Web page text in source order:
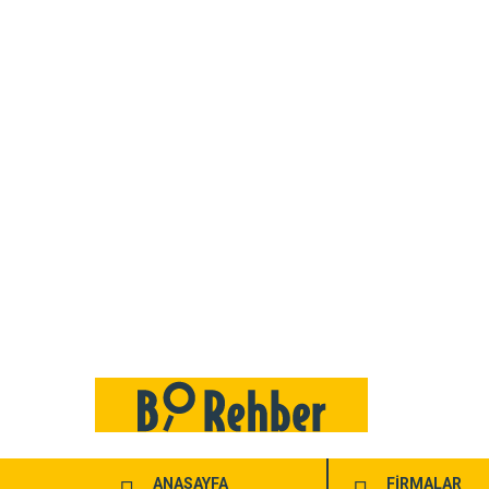
ANASAYFA FİRMALAR